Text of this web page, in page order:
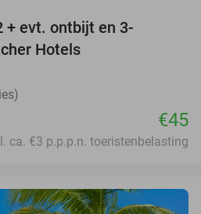
+ evt. ontbijt en 3-
Hotels
€45
ca. €3 p.p.p.n. toeristenbelasting